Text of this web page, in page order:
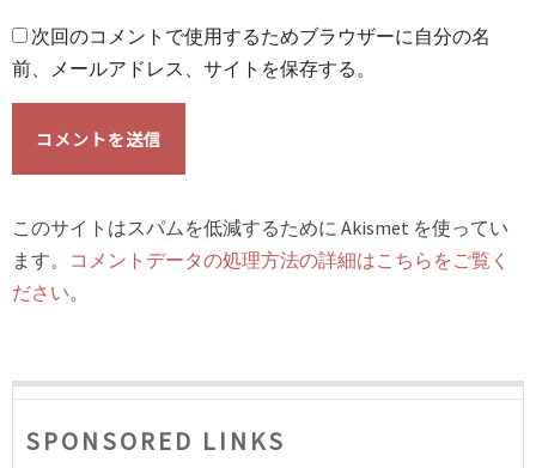
次回のコメントで使用するためブラウザーに自分の名
前、メールアドレス、サイトを保存する。
このサイトはスパムを低減するために Akismet を使ってい
ます。 コメントデータの処理方法の詳細はこちらをご覧く
ださい。
SPONSORED LINKS